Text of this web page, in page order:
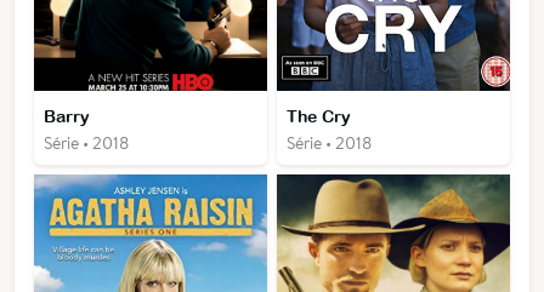
Barry
Série • 2018
The Cry
Série • 2018